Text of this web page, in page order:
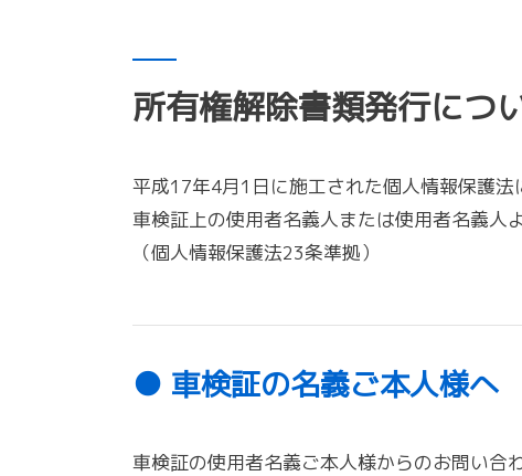
所有権解除書類発行につ
平成17年4月1日に施工された個人情報保護法
車検証上の使用者名義人または使用者名義人
（個人情報保護法23条準拠）
● 車検証の名義ご本人様へ
車検証の使用者名義ご本人様からのお問い合